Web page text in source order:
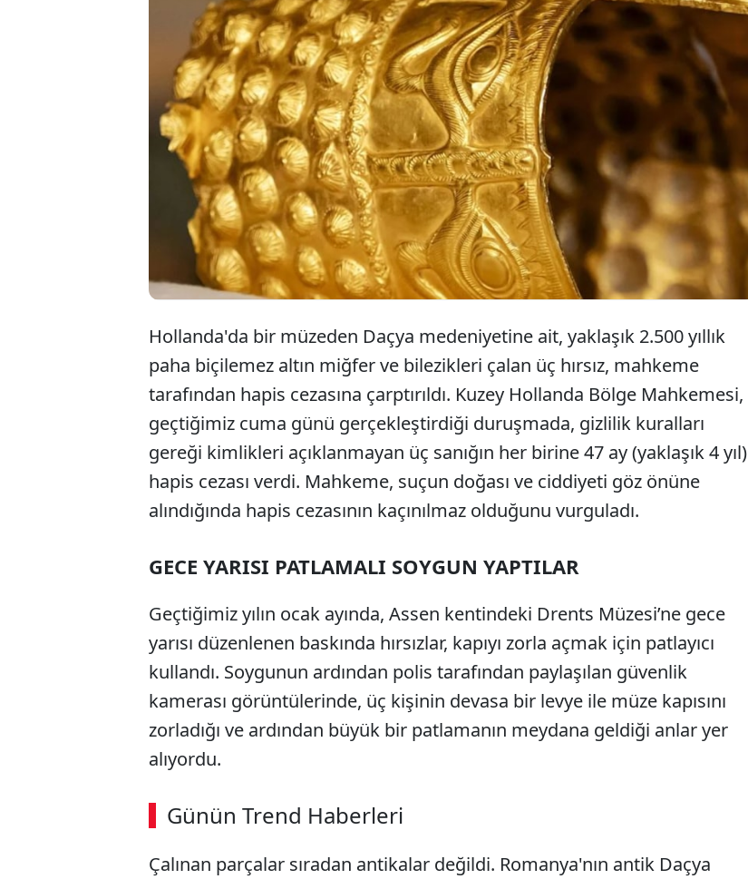
Bir gece yarısı soygun yapmak için patlayıcılar ile müzeye giren
3 hırsız yakalandı. Çaldıkları eserlerin toplam değeri 6.6 milyon
dolar (Yaklaşık 304 milyon TL) olarak belirlendi. Yakalanan
hırsızların yaptığı yüzsüz teklif ise gündem oldu.
Hollanda'da bir müzeden Daçya medeniyetine ait, yaklaşık 2.500 yıllık
paha biçilemez altın miğfer ve bilezikleri çalan üç hırsız, mahkeme
tarafından hapis cezasına çarptırıldı. Kuzey Hollanda Bölge Mahkemesi,
geçtiğimiz cuma günü gerçekleştirdiği duruşmada, gizlilik kuralları
gereği kimlikleri açıklanmayan üç sanığın her birine 47 ay (yaklaşık 4 yıl)
hapis cezası verdi. Mahkeme, suçun doğası ve ciddiyeti göz önüne
alındığında hapis cezasının kaçınılmaz olduğunu vurguladı.
GECE YARISI PATLAMALI SOYGUN YAPTILAR
Geçtiğimiz yılın ocak ayında, Assen kentindeki Drents Müzesi’ne gece
yarısı düzenlenen baskında hırsızlar, kapıyı zorla açmak için patlayıcı
kullandı. Soygunun ardından polis tarafından paylaşılan güvenlik
kamerası görüntülerinde, üç kişinin devasa bir levye ile müze kapısını
zorladığı ve ardından büyük bir patlamanın meydana geldiği anlar yer
alıyordu.
Günün Trend Haberleri
Çalınan parçalar sıradan antikalar değildi. Romanya'nın antik Daçya